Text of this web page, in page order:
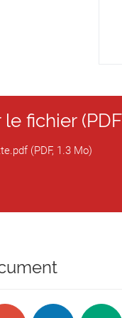
fichier
(PDF, 1.3 Mo)